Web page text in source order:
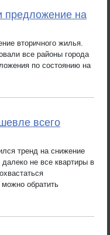
предложение на
вторичного жилья.
все районы города
по состоянию на
всего
тренд на снижение
не все квартиры в
обратить